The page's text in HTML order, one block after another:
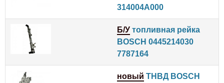
314004A000
Б/У топливная рейка
BOSCH 0445214030
7787164
новый ТНВД BOSCH